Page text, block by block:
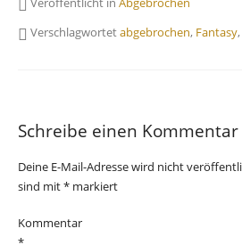
Verschlagwortetabgebrochen, Fantasy,
Schreibe einen Kommentar
Deine E-Mail-Adresse wird nicht
sind mit* markiert
Kommentar